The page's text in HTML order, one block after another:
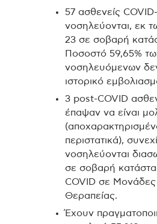
57 ασθενείς
νοσηλεύονται, εκ
23 σε σοβαρή
Ποσοστό 59,65%
νοσηλευόμενων
ιστορικό
3 post-COVID
έπαψαν να είναι
περιστατικά),
νοσηλεύονται
σε σοβαρή
COVID σε Μονάδες
Θεραπείας.
Έχουν